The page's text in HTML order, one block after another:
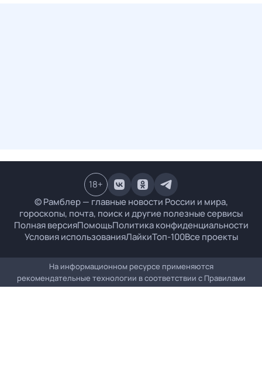
© Рамблер — главные новости России и мира,
гороскопы, почта, поиск и другие полезные сервисы
Полная версияПомощьПолитика конфиденциальности
Условия использованияЛайкиТоп-100Все проекты
18+
На информационном ресурсе применяются
рекомендательные технологии в соответствии с Правилами